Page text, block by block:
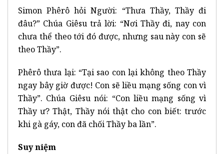
Simon Phêrô hỏi Người: “Thưa Thầy, Thầy đi
đâu?” Chúa Giêsu trả lời: “Nơi Thầy đi, nay con
chưa thể theo tới đó được, nhưng sau này con sẽ
theo Thầy”.
Phêrô thưa lại: “Tại sao con lại không theo Thầy
ngay bây giờ được! Con sẽ liều mạng sống con vì
Thầy”. Chúa Giêsu nói: “Con liều mạng sống vì
Thầy ư? Thật, Thầy nói thật cho con biết: trước
khi gà gáy, con đã chối Thầy ba lần”.
Suy niệm